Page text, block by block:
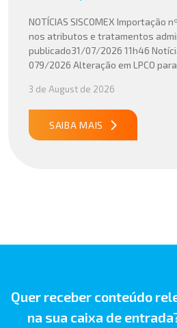
NOTÍCIAS SISCOMEX Importação
nos atributos e tratamentos
publicado31/07/2026 11h46
079/2026 Alteração em LPCO
078/2026 Atualização do cálculo
Importação no Acordo Mercosul –
publicado29/07/2026 18h47 Notícia
31/07/26 ATO CONJUNTO RFB/
3 de August de 2026
SAIBA MAIS
Quer receber conteúdo
na sua caixa de